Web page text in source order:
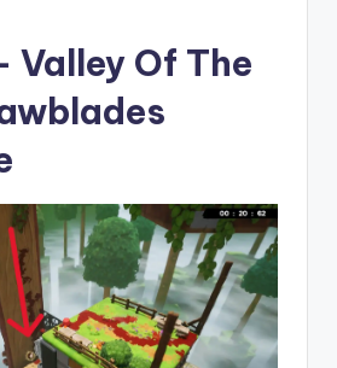
Valley Of The